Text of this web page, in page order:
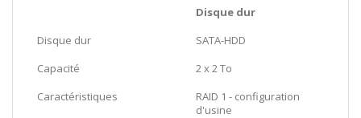
Disque dur
Disque dur
SATA-HDD
Capacité
2 x 2 To
Caractéristiques
RAID 1 - configuration
d'usine